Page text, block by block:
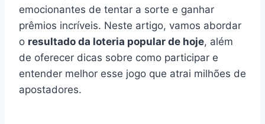
emocionantes de tentar a sorte e ganhar
prêmios incríveis. Neste artigo, vamos abordar
o resultado da loteria popular de hoje, além
de oferecer dicas sobre como participar e
entender melhor esse jogo que atrai milhões de
apostadores.